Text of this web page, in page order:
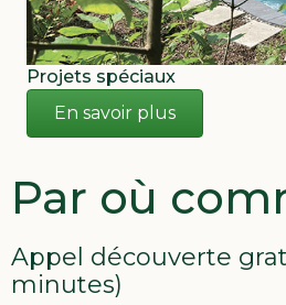
Projets spéciaux
En savoir plus
Par où
Appel découverte
minutes)